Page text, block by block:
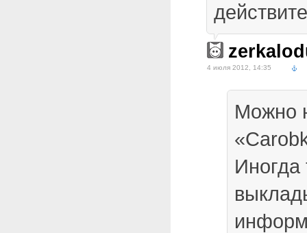
4 июля 2012, 14:35
Можно
Иногда